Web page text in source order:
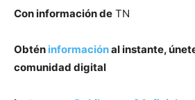
Con información de TN
Obtén informaciónal instante,
comunidad digital